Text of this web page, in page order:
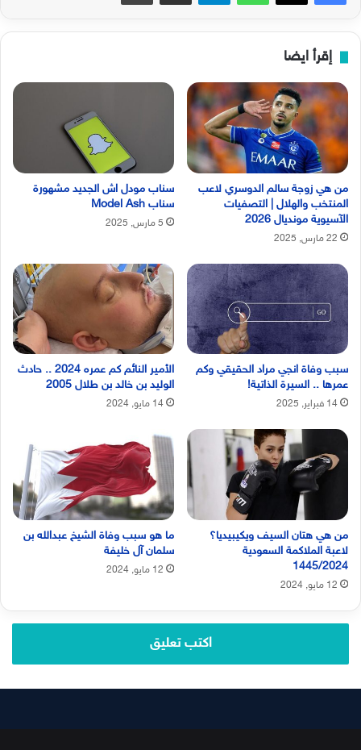
إقرأ ايضا
من هي زوجة سالم الدوسري لاعب
المنتخب والهلال | التصفيات
الآسيوية مونديال 2026
22 مارس, 2025
سناب مودل اش الجديد مشهورة
سناب Model Ash
5 مارس, 2025
سبب وفاة انجي مراد الحقيقي وكم
عمرها .. السيرة الذاتية!
14 فبراير, 2025
الأمير النائم كم عمره 2024 .. حادث
الوليد بن خالد بن طلال 2005
14 مايو, 2024
من هي هتان السيف ويكيبيديا؟
لاعبة الملاكمة السعودية
1445/2024
12 مايو, 2024
ما هو سبب وفاة الشيخ عبدالله بن
سلمان آل خليفة
12 مايو, 2024
اكتب تعليق